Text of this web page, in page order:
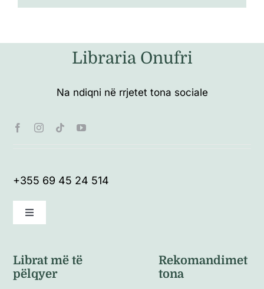
Libraria Onufri
Na ndiqni në rrjetet tona sociale
+355 69 45 24 514
Toggle
Politikat e kthimeve
Librat më të
pëlqyer
Rekomandimet
tona